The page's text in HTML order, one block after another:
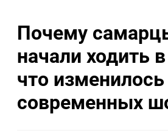
Почему
начали ходить
что изменилось
современных